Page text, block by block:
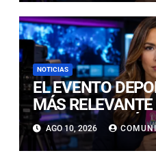
NOTICIAS
EL EVENTO
MÁS RELEVANTE
CONVOCA A
DEL DEPORTE
COLEGIO
AGO 10, 2026